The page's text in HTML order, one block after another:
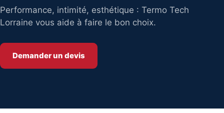
Performance, intimité, esthétique : Termo Tech
Lorraine vous aide à faire le bon choix.
Demander un devis